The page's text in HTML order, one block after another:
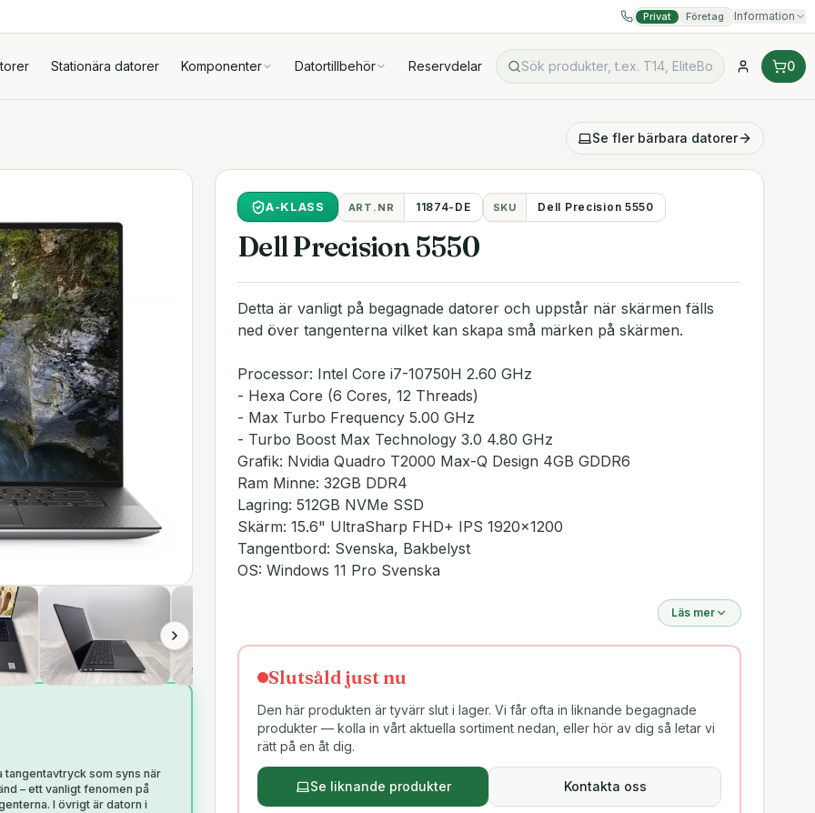
Privat Företag Information
Stationära datorer Komponenter Datortillbehör Reservdelar 0
Se fler bärbara datorer
tangentavtryck som syns när
– ett vanligt fenomen på
I övrigt är datorn i
A-KLASS ART.NR 11874-DE SKU Dell Precision 5550
Dell Precision 5550
Detta är vanligt på begagnade datorer och uppstår när skärmen fälls
ned över tangenterna vilket kan skapa små märken på skärmen.
Processor: Intel Core i7-10750H 2.60 GHz
- Hexa Core (6 Cores, 12 Threads)
- Max Turbo Frequency 5.00 GHz
- Turbo Boost Max Technology 3.0 4.80 GHz
Grafik: Nvidia Quadro T2000 Max-Q Design 4GB GDDR6
Ram Minne: 32GB DDR4
Lagring: 512GB NVMe SSD
Skärm: 15.6" UltraSharp FHD+ IPS 1920x1200
Tangentbord: Svenska, Bakbelyst
OS: Windows 11 Pro Svenska
Läs mer
Slutsåld just nu
Den här produkten är tyvärr slut i lager. Vi får ofta in liknande begagnade
produkter — kolla in vårt aktuella sortiment nedan, eller hör av dig så letar vi
rätt på en åt dig.
Se liknande produkter Kontakta oss